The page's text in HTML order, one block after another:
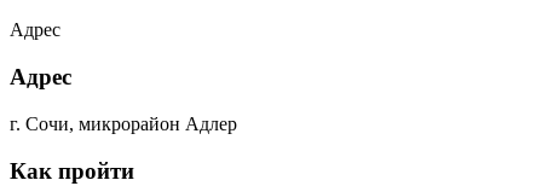
Адрес
Адрес
г. Сочи, микрорайон Адлер
Как пройти